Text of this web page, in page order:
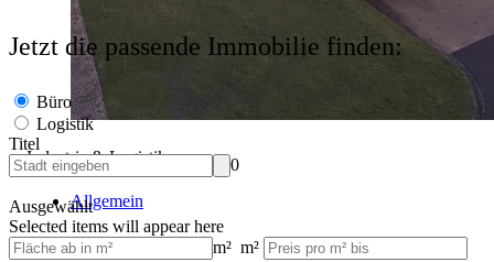
Industrie & Logistik
Allgemein
Jetzt die passende Immobilie finden:
Büro
Logistik
Titel
0
Ausgewählt
Selected items will appear here
m² m²